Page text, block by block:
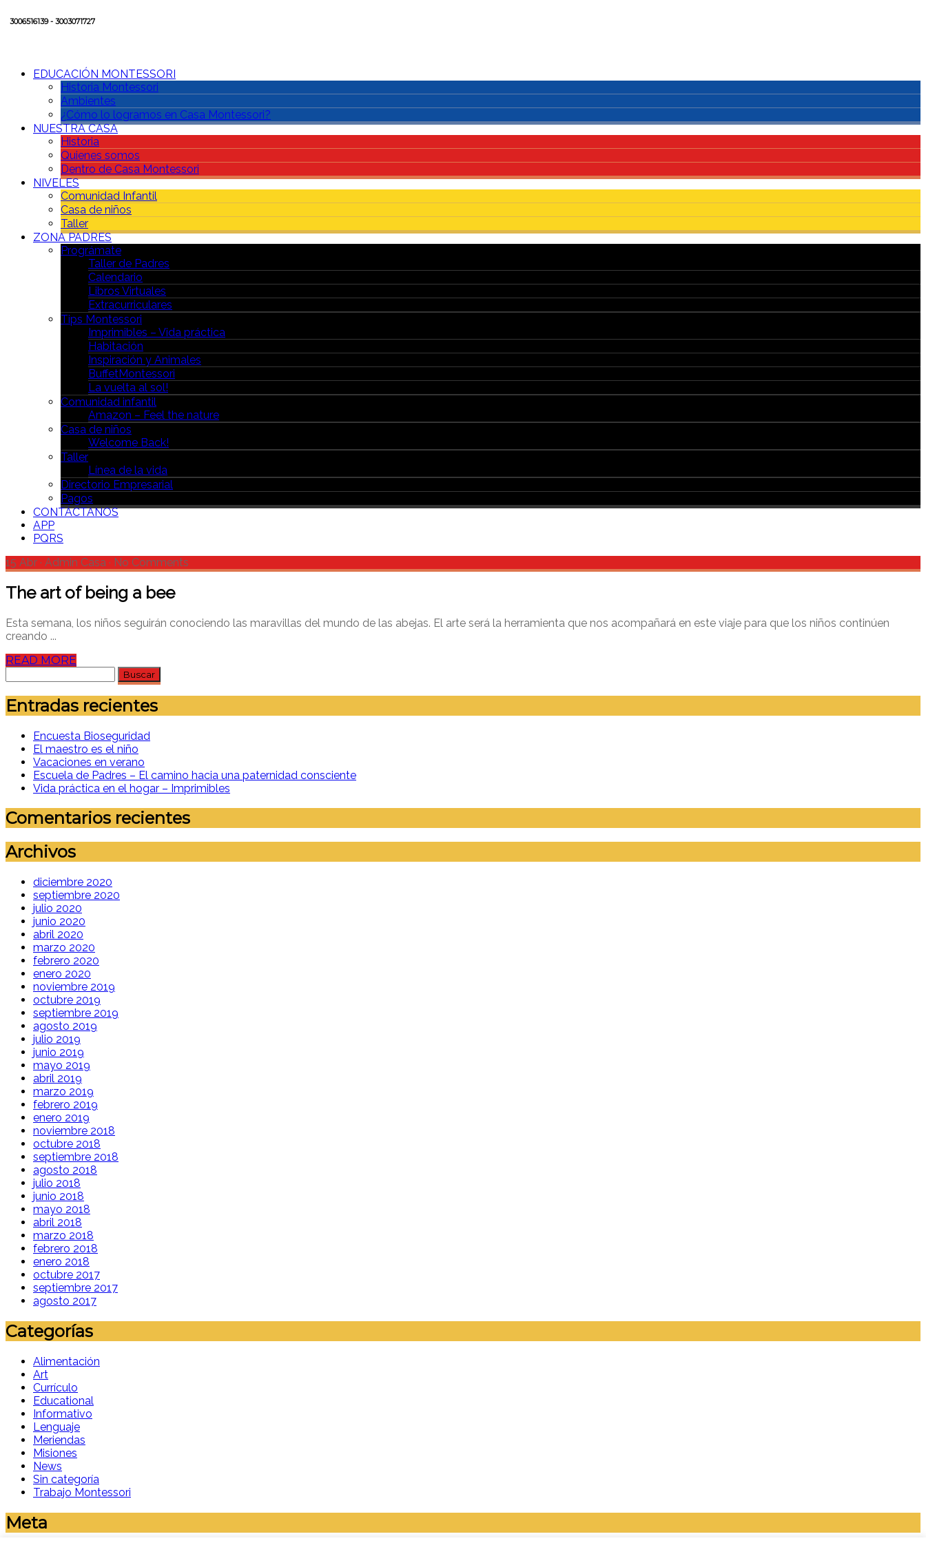
3006516139 - 3003071727
EDUCACIÓN MONTESSORI
Historia Montessori
Ambientes
¿Cómo lo logramos en Casa Montessori?
NUESTRA CASA
Historia
Quienes somos
Dentro de Casa Montessori
NIVELES
Comunidad Infantil
Casa de niños
Taller
ZONA PADRES
Prográmate
Taller de Padres
Calendario
Libros Virtuales
Extracurriculares
Tips Montessori
Imprimibles – Vida práctica
Habitación
Inspiración y Animales
BuffetMontessori
La vuelta al sol!
Comunidad infantil
Amazon – Feel the nature
Casa de niños
Welcome Back!
Taller
Línea de la vida
Directorio Empresarial
Pagos
CONTÁCTANOS
APP
PQRS
15 Abr · Admin Casa · No Comments
The art of being a bee
Esta semana, los niños seguirán conociendo las maravillas del mundo de las abejas. El arte será la herramienta que nos acompañará en este viaje para que los niños continúen
creando ...
READ MORE
Entradas recientes
Encuesta Bioseguridad
El maestro es el niño
Vacaciones en verano
Escuela de Padres – El camino hacia una paternidad consciente
Vida práctica en el hogar – Imprimibles
Comentarios recientes
Archivos
diciembre 2020
septiembre 2020
julio 2020
junio 2020
abril 2020
marzo 2020
febrero 2020
enero 2020
noviembre 2019
octubre 2019
septiembre 2019
agosto 2019
julio 2019
junio 2019
mayo 2019
abril 2019
marzo 2019
febrero 2019
enero 2019
noviembre 2018
octubre 2018
septiembre 2018
agosto 2018
julio 2018
junio 2018
mayo 2018
abril 2018
marzo 2018
febrero 2018
enero 2018
octubre 2017
septiembre 2017
agosto 2017
Categorías
Alimentación
Art
Currículo
Educational
Informativo
Lenguaje
Meriendas
Misiones
News
Sin categoría
Trabajo Montessori
Meta